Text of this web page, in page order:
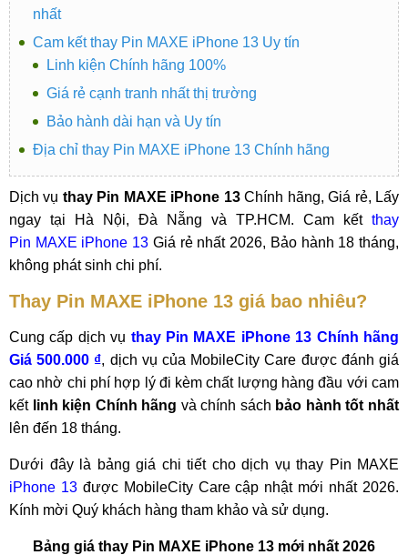
nhất
Cam kết thay Pin MAXE iPhone 13 Uy tín
Linh kiện Chính hãng 100%
Giá rẻ cạnh tranh nhất thị trường
Bảo hành dài hạn và Uy tín
Địa chỉ thay Pin MAXE iPhone 13 Chính hãng
Dịch vụ thay Pin MAXE iPhone 13Chính hãng, Giá rẻ, Lấy
ngay tại Hà Nội, Đà Nẵng và TP.HCM. Cam kết thay
Pin MAXE iPhone 13 Giá rẻ nhất 2026, Bảo hành 18 tháng,
không phát sinh chi phí.
Thay Pin MAXE iPhone 13 giá bao nhiêu?
Cung cấp dịch vụ thay Pin MAXE iPhone 13 Chính hãng
Giá 500.000 ₫, dịch vụ của MobileCity Care được đánh giá
cao nhờ chi phí hợp lý đi kèm chất lượng hàng đầu với cam
kết linh kiện Chính hãng và chính sách bảo hành tốt nhất
lên đến 18 tháng.
Dưới đây là bảng giá chi tiết cho dịch vụ thay Pin MAXE
iPhone 13được MobileCity Care cập nhật mới nhất 2026.
Kính mời Quý khách hàng tham khảo và sử dụng.
Bảng giá thay Pin MAXE iPhone 13 mới nhất 2026